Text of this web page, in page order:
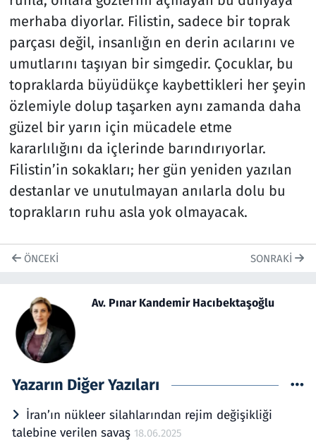
merhaba diyorlar. Filistin, sadece bir toprak
parçası değil, insanlığın en derin acılarını ve
umutlarını taşıyan bir simgedir. Çocuklar, bu
topraklarda büyüdükçe kaybettikleri her şeyin
özlemiyle dolup taşarken aynı zamanda daha
güzel bir yarın için mücadele etme
kararlılığını da içlerinde barındırıyorlar.
Filistin’in sokakları; her gün yeniden yazılan
destanlar ve unutulmayan anılarla dolu bu
toprakların ruhu asla yok olmayacak.
ÖNCEKI SONRAKI
Av. Pınar Kandemir Hacıbektaşoğlu
Yazarın Diğer Yazıları
İran’ın nükleer silahlarından rejim değişikliği
talebine verilen savaş 18.06.2025